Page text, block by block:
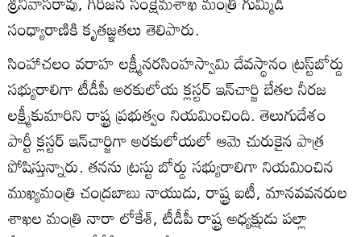
సంధ్యారాణికి కృతజ్ఞతలు తెలిపారు.
సింహాచలం వరాహ లక్ష్మీనరసింహస్వామి దేవస్థానం ట్రస్ట్‌బోర్డు
సభ్యురాలిగా టీడీపీ అరకులోయ క్లస్టర్‌ ఇన్‌చార్జి బేతల నీరజ
లక్ష్మీకుమారిని రాష్ట్ర ప్రభుత్వం నియమించింది. తెలుగుదేశం
పార్టీ క్లస్టర్‌ ఇన్‌చార్జిగా అరకులోయలో ఆమె చురుకైన పాత్ర
పోషిస్తున్నారు. తనను ట్రస్టు బోర్డు సభ్యురాలిగా నియమించిన
ముఖ్యమంత్రి చంద్రబాబు నాయుడు, రాష్ట్ర ఐటీ, మానవవనరుల
శాఖల మంత్రి నారా లోకేశ్‌, టీడీపీ రాష్ట్ర అధ్యక్షుడు పల్లా